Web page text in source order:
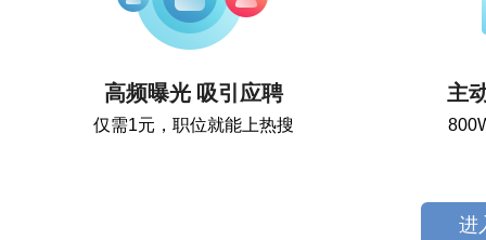
高频曝光 吸引应聘
仅需1元，职位就能上热搜
主
进